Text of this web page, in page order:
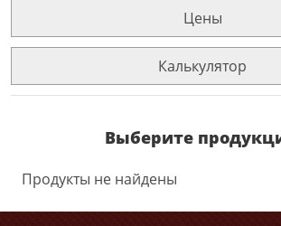
Цены
Калькулятор
Выберите
Продукты не найдены